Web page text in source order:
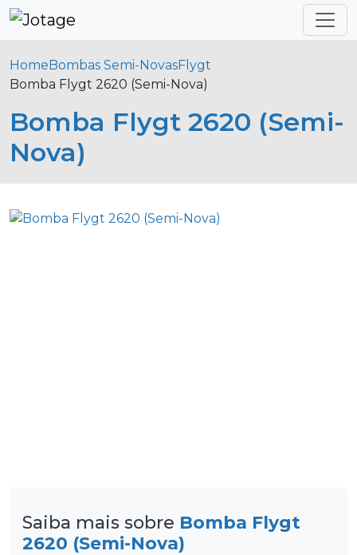
HomeBombas Semi-NovasFlygt
Bomba Flygt 2620 (Semi-Nova)
Bomba Flygt 2620 (Semi-
Nova)
Saiba mais sobre Bomba Flygt
2620 (Semi-Nova)